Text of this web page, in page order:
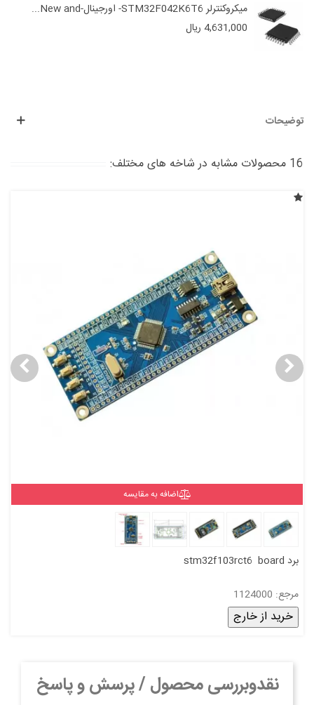
میکروکنترلر STM32F042K6T6- اورجینال-New and...
4,631,000 ریال
توضیحات
16 محصولات مشابه در شاخه های مختلف:
اضافه به مقایسه
برد stm32f103rct6 board
مرجع: 1124000
خرید از خارج
نقدوبررسی محصول / پرسش و پاسخ